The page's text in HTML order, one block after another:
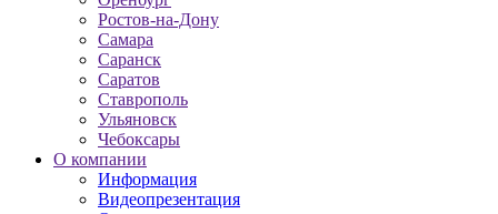
Ростов-на-Дону
Самара
Саранск
Саратов
Ставрополь
Ульяновск
Чебоксары
О компании
Информация
Видеопрезентация